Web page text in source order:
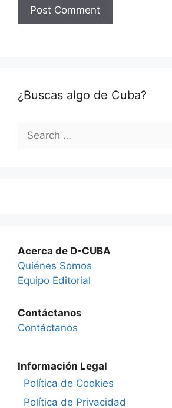
¿Buscas algo de Cuba?
Search
for:
Acerca de D-CUBA
Quiénes Somos
Equipo Editorial
Contáctanos
Contáctanos
Información Legal
Política de Cookies
Política de Privacidad